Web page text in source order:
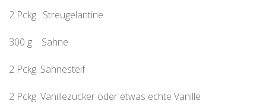
2 Pckg. Streugelantine
300 g Sahne
2 Pckg. Sahnesteif
2 Pckg. Vanillezucker oder etwas echte Vanille